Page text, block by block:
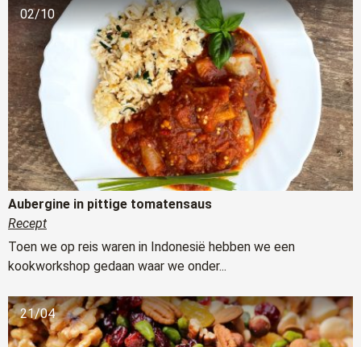
02/10
Aubergine in pittige tomatensaus
Recept
Toen we op reis waren in Indonesië hebben we een
kookworkshop gedaan waar we onder...
21/04